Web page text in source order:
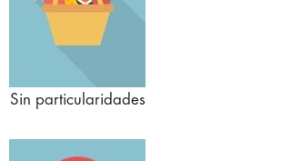
Sin particularidades